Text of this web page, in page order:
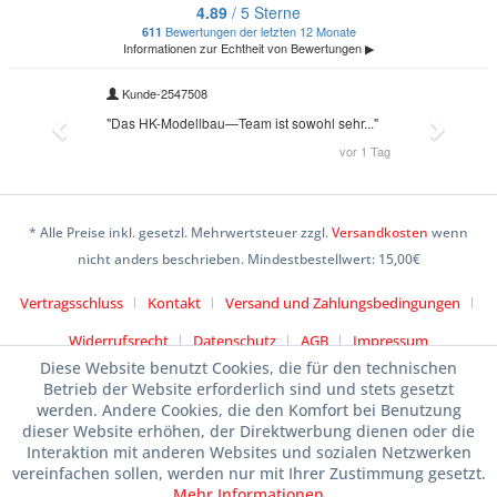
* Alle Preise inkl. gesetzl. Mehrwertsteuer zzgl.Versandkosten wenn
nicht anders beschrieben. Mindestbestellwert: 15,00€
Vertragsschluss Kontakt
Versand und Zahlungsbedingungen
Widerrufsrecht
Datenschutz AGB Impressum
Diese Website benutzt Cookies, die für den technischen
Betrieb der Website erforderlich sind und stets gesetzt
werden. Andere Cookies, die den Komfort bei Benutzung
dieser Website erhöhen, der Direktwerbung dienen oder die
Interaktion mit anderen Websites und sozialen Netzwerken
vereinfachen sollen, werden nur mit Ihrer Zustimmung gesetzt.